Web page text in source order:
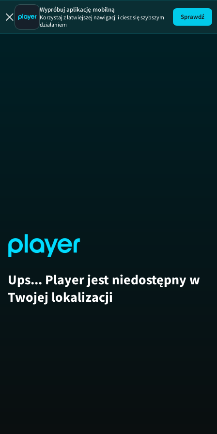
19 + ODCINEK 243
19 +
Wypróbuj aplikację mobilną
Korzystaj z łatwiejszej nawigacji i ciesz się szybszym
działaniem
Sprawdź
Ups... Player jest niedostępny w
Twojej lokalizacji